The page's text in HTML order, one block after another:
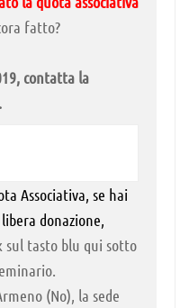
fatto?
contatta la
Associativa, se hai
donazione,
sul tasto blu qui sotto
(No), la sede